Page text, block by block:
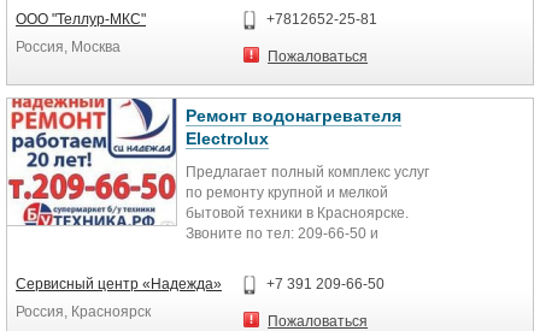
большинства известных
изготовителей.
ООО "Теллур-МКС"
Россия, Москва
+7812652-25-81
Пожаловаться
Ремонт водонагревателя
Electrolux
Предлагает полный комплекс услуг
по ремонту крупной и мелкой
бытовой техники в Красноярске.
Звоните по тел: 209-66-50 и
именно вашей поломки.
Срочный ремонт холодильников,
Сервисный центр «Надежда»
Россия, Красноярск
+7 391 209-66-50
Пожаловаться